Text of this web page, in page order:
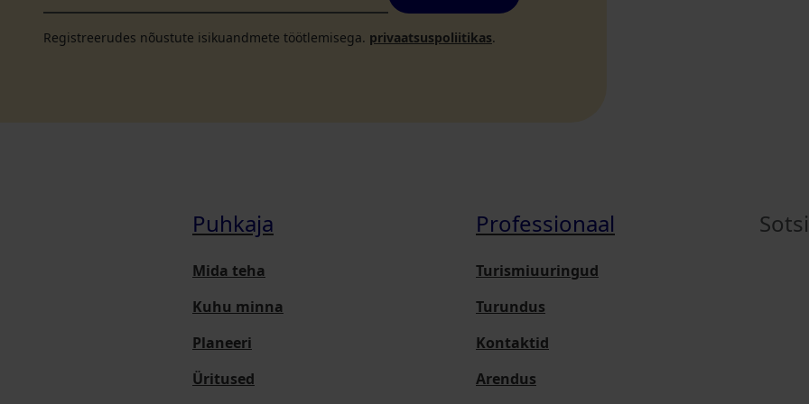
Registreerudes nõustute isikuandmete töötlemisega. privaatsuspoliitikas.
Puhkaja
Mida teha
Kuhu minna
Planeeri
Üritused
Professionaal
Turismiuuringud
Turundus
Kontaktid
Arendus